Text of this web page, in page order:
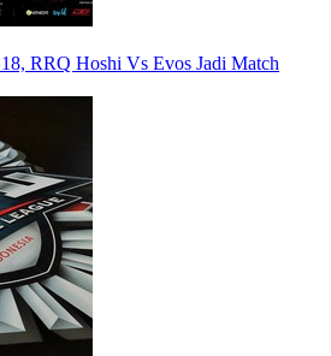
RRQ Hoshi Vs Evos Jadi Match